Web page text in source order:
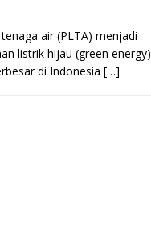
air (PLTA) menjadi
listrik hijau (green energy)
di Indonesia […]